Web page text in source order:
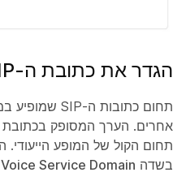
הגדר את כתובת ה-SIP שלך
תחום הקול של המופע
בשדה Voice Service Domain